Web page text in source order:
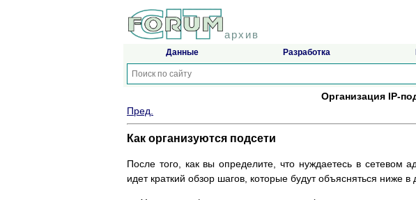
архив
Данные Разработка
Организация IP-
Пред.
Как организуются подсети
После того, как вы определите, что нуждаетесь в сетевом
идет краткий обзор шагов, которые будут объясняться ниже в